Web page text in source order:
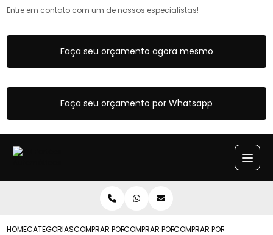
Entre em contato com um de nossos especialistas!
Faça seu orçamento agora mesmo
Faça seu orçamento por Whatsapp
HOMECATEGORIASCOMPRAR PORTOES ARTICULADOS
COMPRAR PORTAO ARTICULADO COM
COMPRAR PORTOES